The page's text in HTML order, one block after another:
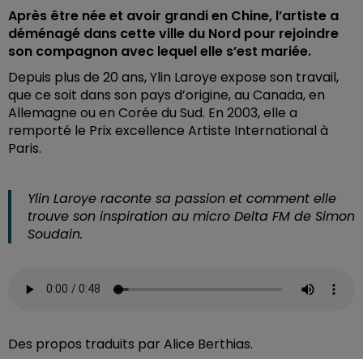
Après être née et avoir grandi en Chine, l’artiste a
déménagé dans cette ville du Nord pour rejoindre
son compagnon avec lequel elle s’est mariée.
Depuis plus de 20 ans, Ylin Laroye expose son travail,
que ce soit dans son pays d’origine, au Canada, en
Allemagne ou en Corée du Sud. En 2003, elle a
remporté le Prix excellence Artiste International à
Paris.
Ylin Laroye raconte sa passion et comment elle
trouve son inspiration au micro Delta FM de Simon
Soudain.
Des propos traduits par Alice Berthias.